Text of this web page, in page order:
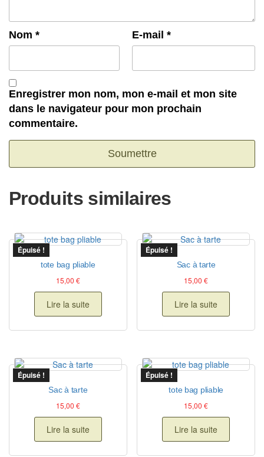
Nom * E-mail *
Enregistrer mon nom, mon e-mail et mon site
dans le navigateur pour mon prochain
commentaire.
Produits similaires
Épuisé !
tote bag pliable
15,00 €
Lire la suite
Épuisé !
Sac à tarte
15,00€
Lire la suite
Épuisé !
Sac à tarte
15,00 €
Lire la suite
Épuisé !
tote bag pliable
15,00€
Lire la suite